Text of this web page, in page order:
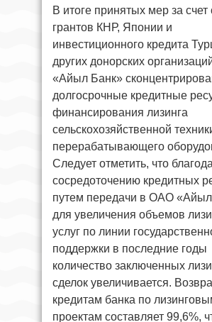
В итоге принятых мер за счет
грантов КНР, Японии и
инвестиционного кредита
других донорских
«Айыл Банк»
долгосрочные кредитные
финансирования лизинга
сельскохозяйственной
перерабатывающего
Следует отметить, что
сосредоточению кредитных
путем передачи в ОАО
для увеличения объемов
услуг по линии
поддержки в последние годы
количество заключенных
сделок увеличивается.
кредитам банка по
проектам составляет 99,6%,